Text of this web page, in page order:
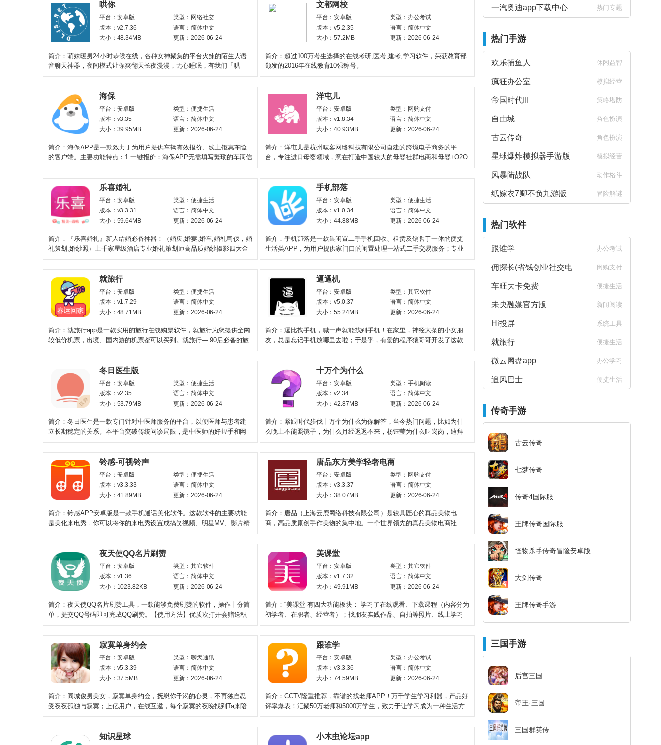
哄你
平台：安卓版
类型：网络社交
版本：v2.7.36
语言：简体中文
大小：48.34MB
更新：2026-06-24
简介：萌妹暖男24小时恭候在线，各种女神聚集的平台火辣的陌生人语
音聊天神器，夜间模式让你爽翻天长夜漫漫，无心睡眠，有我们「哄
你」！来这里，孤单的时候有
文都网校
平台：安卓版
类型：办公考试
版本：v5.2.35
语言：简体中文
大小：57.2MB
更新：2026-06-24
简介：超过100万考生选择的在线考研,医考,建考,学习软件，荣获教育部
颁发的2016年在线教育10强称号。
海保
平台：安卓版
类型：便捷生活
版本：v3.35
语言：简体中文
大小：39.95MB
更新：2026-06-24
简介：海保APP是一款致力于为用户提供车辆有效报价、线上钜惠车险
的客户端。主要功能特点：1.一键报价：海保APP无需填写繁琐的车辆信
息，输入车牌、姓名
洋屯儿
平台：安卓版
类型：网购支付
版本：v1.8.34
语言：简体中文
大小：40.93MB
更新：2026-06-24
简介：洋屯儿是杭州唛客网络科技有限公司自建的跨境电子商务的平
台，专注进口母婴领域，意在打造中国较大的母婴社群电商和母婴+O2O
服务供应链。洋屯儿
乐喜婚礼
平台：安卓版
类型：便捷生活
版本：v3.3.31
语言：简体中文
大小：59.64MB
更新：2026-06-24
简介：『乐喜婚礼』新人结婚必备神器！（婚庆,婚宴,婚车,婚礼司仪，婚
礼策划,婚纱照）上千家星级酒店专业婚礼策划师高品质婚纱摄影四大金
刚：司仪，化妆师，摄影
手机部落
平台：安卓版
类型：便捷生活
版本：v1.0.34
语言：简体中文
大小：44.88MB
更新：2026-06-24
简介：手机部落是一款集闲置二手手机回收、租赁及销售于一体的便捷
生活类APP，为用户提供家门口的闲置处理一站式二手交易服务；专业
经营转转省心卖业
就旅行
平台：安卓版
类型：便捷生活
版本：v1.7.29
语言：简体中文
大小：48.71MB
更新：2026-06-24
简介：就旅行app是一款实用的旅行在线购票软件，就旅行为您提供全网
较低价机票，出境、国内游的机票都可以买到。就旅行— 90后必备的旅
行预订APP，移动
逼逼机
平台：安卓版
类型：其它软件
版本：v5.0.37
语言：简体中文
大小：55.24MB
更新：2026-06-24
简介：逗比找手机，喊一声就能找到手机！在家里，神经大条的小女朋
友，总是忘记手机放哪里去啦；于是乎，有爱的程序猿哥哥开发了这款
逗比的找手机软件；只要喊一
冬日医生版
平台：安卓版
类型：便捷生活
版本：v2.35
语言：简体中文
大小：53.79MB
更新：2026-06-24
简介：冬日医生是一款专门针对中医师服务的平台，以便医师与患者建
立长期稳定的关系。本平台突破传统问诊局限，是中医师的好帮手和网
上自由职业平台，更
十万个为什么
平台：安卓版
类型：手机阅读
版本：v2.34
语言：简体中文
大小：42.87MB
更新：2026-06-24
简介：紧跟时代步伐十万个为什么为你解答，当今热门问题，比如为什
么晚上不能照镜子，为什么月经迟迟不来，杨钰莹为什么叫岗岗，迪拜
为什么那么有钱，人为什么
铃感-可视铃声
平台：安卓版
类型：便捷生活
版本：v3.3.33
语言：简体中文
大小：41.89MB
更新：2026-06-24
简介：铃感APP安卓版是一款手机通话美化软件。这款软件的主要功能
是美化来电秀，你可以将你的来电秀设置成搞笑视频、明星MV、影片精
彩剪辑等。让你
唐品东方美学轻奢电商
平台：安卓版
类型：网购支付
版本：v3.3.37
语言：简体中文
大小：38.07MB
更新：2026-06-24
简介：唐品（上海云鹿网络科技有限公司）是较具匠心的真品美物电
商，高品质原创手作美物的集中地。一个世界领先的真品美物电商社
区，是购买和交流珠宝配饰
夜天使QQ名片刷赞
平台：安卓版
类型：其它软件
版本：v1.36
语言：简体中文
大小：1023.82KB
更新：2026-06-24
简介：夜天使QQ名片刷赞工具，一款能够免费刷赞的软件，操作十分简
单，提交QQ号码即可完成QQ刷赞。【使用方法】优质次打开会赠送积
分，可使用快速，如果需要
美课堂
平台：安卓版
类型：其它软件
版本：v1.7.32
语言：简体中文
大小：49.91MB
更新：2026-06-24
简介：“美课堂”有四大功能板块： 学习了在线观看、下载课程（内容分为
初学者、在职者、经营者）；找朋友实践作品、自拍等照片、线上学习
的分享与互动；赚
寂寞单身约会
平台：安卓版
类型：聊天通讯
版本：v5.3.39
语言：简体中文
大小：37.5MB
更新：2026-06-24
简介：同城俊男美女，寂寞单身约会，抚慰你干渴的心灵，不再独自忍
受夜夜孤独与寂寞；上亿用户，在线互邀，每个寂寞的夜晚找到Ta来陪
伴，花费几秒解决你的燃眉之
跟谁学
平台：安卓版
类型：办公考试
版本：v3.3.36
语言：简体中文
大小：74.59MB
更新：2026-06-24
简介：CCTV隆重推荐，靠谱的找老师APP！万千学生学习利器，产品好
评率爆表！汇聚50万老师和5000万学生，致力于让学习成为一种生活方
式。跟谁学一直致力于为
知识星球 小木虫论坛app
一汽奥迪app下载中心 热门专题
热门手游
欢乐捕鱼人 休闲益智
疯狂办公室 模拟经营
帝国时代III 策略塔防
自由城 角色扮演
古云传奇 角色扮演
星球爆炸模拟器手游版 模拟经营
风暴陆战队 动作格斗
纸嫁衣7卿不负九游版 冒险解谜
热门软件
跟谁学 办公考试
佣探长(省钱创业社交电
商)V1.0.4
网购支付
车旺大卡免费 便捷生活
未央融媒官方版 新闻阅读
Hi投屏 系统工具
就旅行 便捷生活
微云网盘app 办公学习
追风巴士 便捷生活
传奇手游
古云传奇
七梦传奇
传奇4国际服
王牌传奇国际服
怪物杀手传奇冒险安卓版
大剑传奇
王牌传奇手游
三国手游
后宫三国
帝王·三国
三国群英传